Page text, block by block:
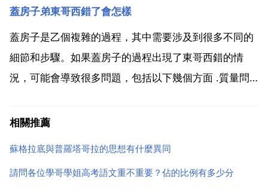
人物生平 年月日，波蘭提前舉行議會選舉，最大在野黨
公民綱領黨以較大優勢戰勝執政的法律與公正黨，成為
議...
蓋房子弟東哥西錯了會怎樣
蓋房子是乙個複雜的過程，其中需要涉及到很多不同的
細節和步驟。如果蓋房子的過程出現了東哥西錯的情
況，可能會導致很多問題，包括以下幾個方面 .質量問
致建築質量的下降。例如，如果磚塊沒有按照規定的方
相關推薦
蘇格拉底與普羅塔哥拉的思想有什麼異同
請問各位學哥學姐高考語文重不重要？佔的比例有多少分